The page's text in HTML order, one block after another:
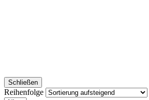
Schließen
Reihenfolge